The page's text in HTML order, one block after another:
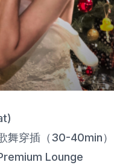
舞穿插（30-40min）
Lounge